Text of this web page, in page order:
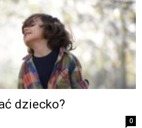
dziecko?
0